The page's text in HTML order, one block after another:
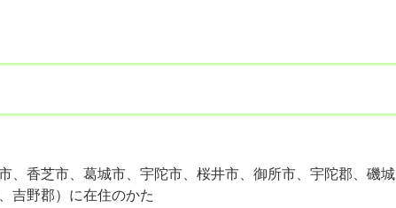
、香芝市、葛󠄀城市、宇陀市、桜井市、御所市、宇陀郡、磯城
吉野郡）に在住のかた